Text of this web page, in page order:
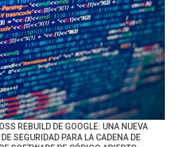
REBUILD DE GOOGLE: UNA NUEVA
SEGURIDAD PARA LA CADENA DE